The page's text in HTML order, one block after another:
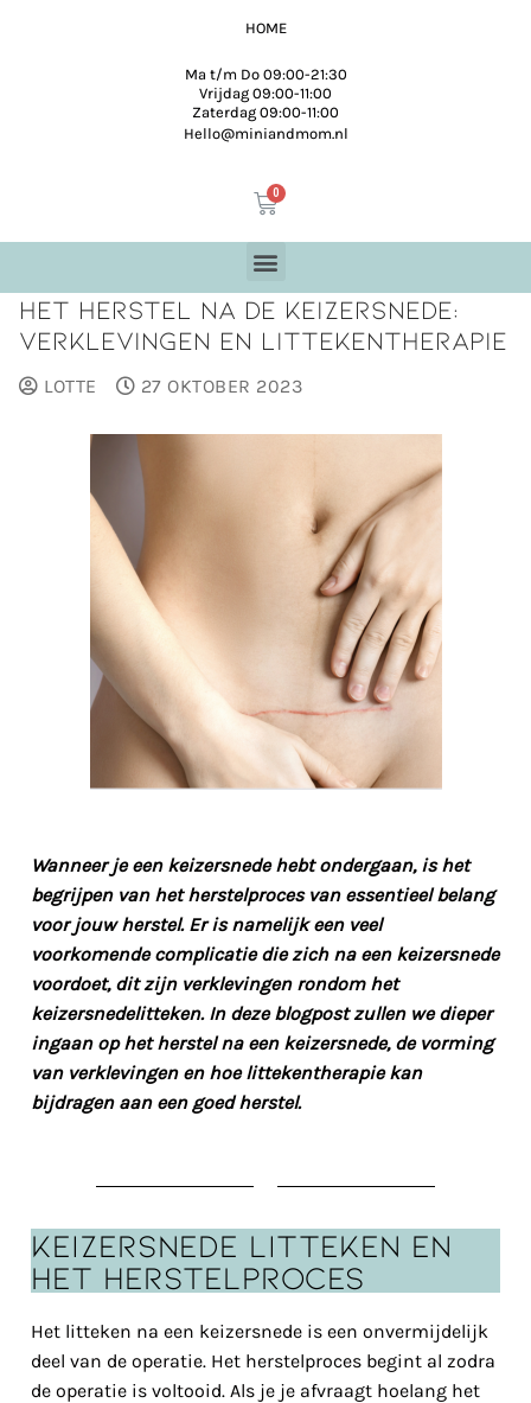
HOME
Ma t/m Do 09:00-21:30
Vrijdag 09:00-11:00
Zaterdag 09:00-11:00
Hello@miniandmom.nl
Het herstel na de Keizersnede:
Verklevingen en Littekentherapie
LOTTE 27 OKTOBER 2023
Wanneer je een keizersnede hebt ondergaan, is het
begrijpen van het herstelproces van essentieel belang
voor jouw herstel. Er is namelijk een veel
voorkomende complicatie die zich na een keizersnede
voordoet, dit zijn verklevingen rondom het
keizersnedelitteken. In deze blogpost zullen we dieper
ingaan op het herstel na een keizersnede, de vorming
van verklevingen en hoe littekentherapie kan
bijdragen aan een goed herstel.
Keizersnede litteken en
het herstelproces
Het litteken na een keizersnede is een onvermijdelijk
deel van de operatie. Het herstelproces begint al zodra
de operatie is voltooid. Als je je afvraagt hoelang het